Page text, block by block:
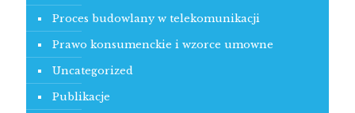
Proces budowlany w telekomunikacji
Prawo konsumenckie i wzorce umowne
Uncategorized
Publikacje